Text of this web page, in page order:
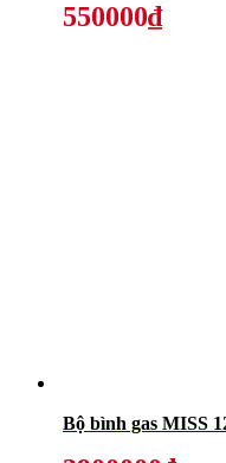
550000₫
Bộ bình gas MISS